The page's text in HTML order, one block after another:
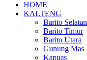
HOME
KALTENG
Barito Selatan
Barito Timur
Barito Utara
Gunung Mas
Kapuas